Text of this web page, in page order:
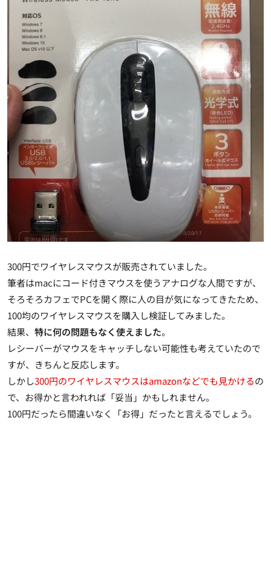
300円でワイヤレスマウスが販売されていました。
筆者はmacにコード付きマウスを使うアナログな人間ですが、
そろそろカフェでPCを開く際に人の目が気になってきたため、
100均のワイヤレスマウスを購入し検証してみました。
結果、 特に何の問題もなく使えました。
レシーバーがマウスをキャッチしない可能性も考えていたので
すが、きちんと反応します。
しかし300円のワイヤレスマウスはamazonなどでも見かけるの
で、お得かと言われれば「妥当」かもしれません。
100円だったら間違いなく「お得」だったと言えるでしょう。